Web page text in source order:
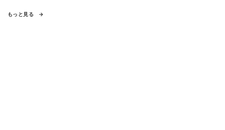
もっと見る